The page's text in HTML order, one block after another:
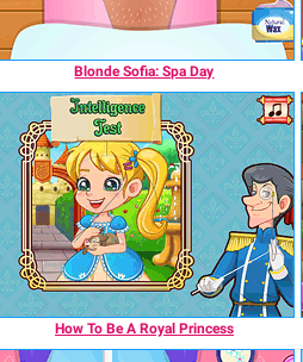
Blonde Sofia: Spa Day
How To Be A Royal Princess